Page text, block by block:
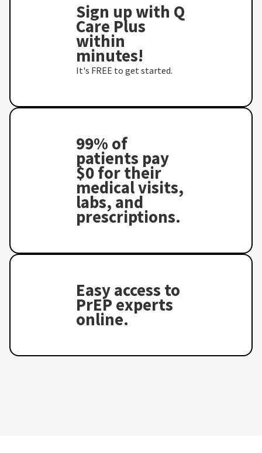
Sign up with Q
Care Plus
within
minutes!
It's FREE to get started.
99% of
patients pay
$0 for their
medical visits,
labs, and
prescriptions.
Easy access to
PrEP experts
online.